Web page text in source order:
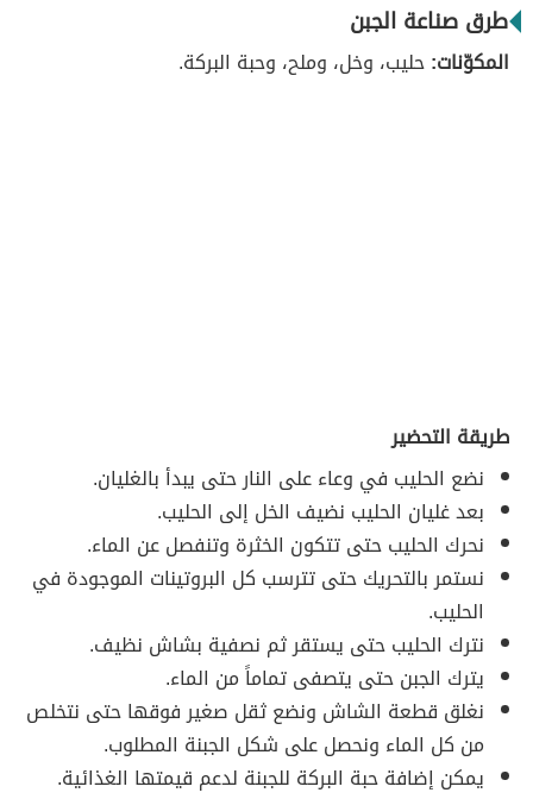
طرق صناعة الجبن
المكوّنات:حليب، وخل، وملح، وحبة البركة.
طريقة التحضير
نضع الحليب في وعاء على النار حتى يبدأ بالغليان.
بعد غليان الحليب نضيف الخل إلى الحليب.
نحرك الحليب حتى تتكون الخثرة وتنفصل عن الماء.
نستمر بالتحريك حتى تترسب كل البروتينات الموجودة في
الحليب.
نترك الحليب حتى يستقر ثم نصفية بشاش نظيف.
يترك الجبن حتى يتصفى تماماً من الماء.
نغلق قطعة الشاش ونضع ثقل صغير فوقها حتى نتخلص
من كل الماء ونحصل على شكل الجبنة المطلوب.
يمكن إضافة حبة البركة للجبنة لدعم قيمتها الغذائية.